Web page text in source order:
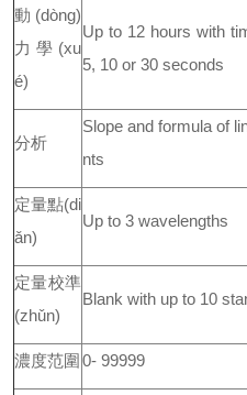
動(dòng)
力學(xu
é)
Up to 12 hours with
5, 10 or 30 seconds
分析
Slope and formula of
nts
定量點(di
ǎn)
Up to 3 wavelengths
定量校準
(zhǔn)
Blank with up to 10
濃度范圍0- 99999